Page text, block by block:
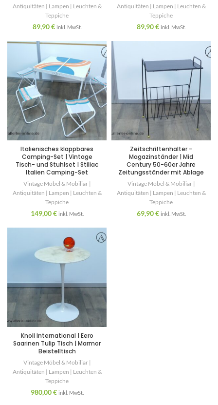
Antiquitäten | Lampen | Leuchten &
Teppiche
89,90€ inkl. MwSt.
Antiquitäten | Lampen | Leuchten &
Teppiche
89,90€ inkl. MwSt.
Italienisches klappbares
Camping-Set | Vintage
Tisch- und Stuhlset | Stiliac
Italien Camping-Set
Vintage Möbel & Mobiliar |
Antiquitäten | Lampen | Leuchten &
Teppiche
149,00€ inkl. MwSt.
Zeitschriftenhalter –
Magazinständer | Mid
Century 50-60er Jahre
Zeitungsständer mit Ablage
Vintage Möbel & Mobiliar |
Antiquitäten | Lampen | Leuchten &
Teppiche
69,90€ inkl. MwSt.
Knoll International | Eero
Saarinen Tulip Tisch | Marmor
Beistelltisch
Vintage Möbel & Mobiliar |
Antiquitäten | Lampen | Leuchten &
Teppiche
980,00€ inkl. MwSt.